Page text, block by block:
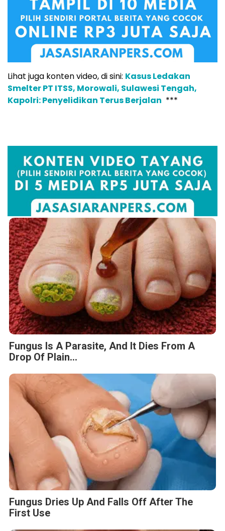
Lihat juga konten video, di sini: Kasus Ledakan
Smelter PT ITSS, Morowali, Sulawesi Tengah,
Kapolri: Penyelidikan Terus Berjalan ***
Fungus Is A Parasite, And It Dies From A
Drop Of Plain...
Fungus Dries Up And Falls Off After The
First Use